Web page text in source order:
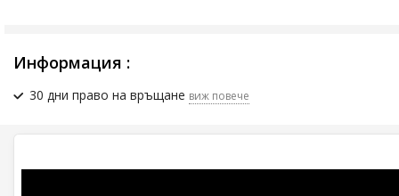
Информация :
30 дни право на връщане виж повече